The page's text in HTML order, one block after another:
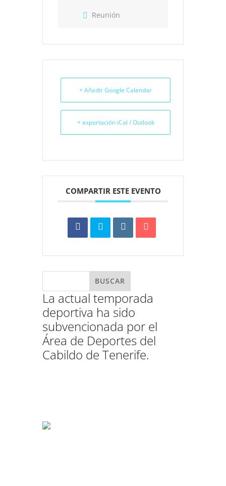
Reunión
+ Añadir Google Calendar
+ exportación iCal / Outlook
COMPARTIR ESTE EVENTO
La actual temporada
deportiva ha sido
subvencionada por el
Área de Deportes del
Cabildo de Tenerife.